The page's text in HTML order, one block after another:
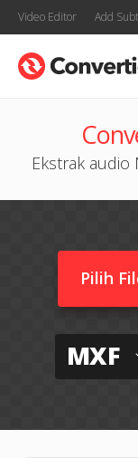
Video Editor Add
Ekstrak audio
Pilih
MXF